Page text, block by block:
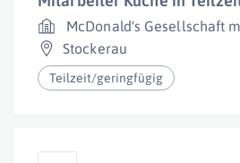
McDonald's Gesellschaft
Stockerau
Teilzeit/geringfügig